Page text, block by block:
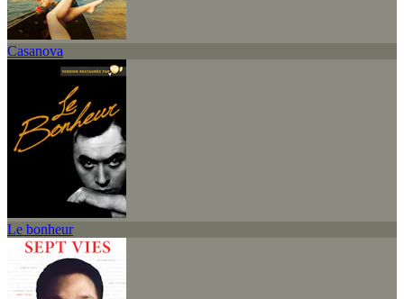
Casanova
Le bonheur